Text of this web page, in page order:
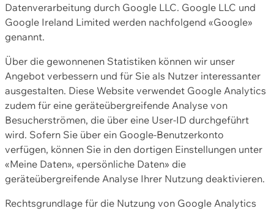
Datenverarbeitung durch Google LLC. Google LLC und
Google Ireland Limited werden nachfolgend «Google»
genannt.
Über die gewonnenen Statistiken können wir unser
Angebot verbessern und für Sie als Nutzer interessanter
ausgestalten. Diese Website verwendet Google Analytics
zudem für eine geräteübergreifende Analyse von
Besucherströmen, die über eine User-ID durchgeführt
wird. Sofern Sie über ein Google-Benutzerkonto
verfügen, können Sie in den dortigen Einstellungen unter
«Meine Daten», «persönliche Daten» die
geräteübergreifende Analyse Ihrer Nutzung deaktivieren.
Rechtsgrundlage für die Nutzung von Google Analytics